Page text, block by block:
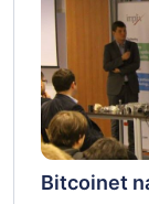
Bitcoinet